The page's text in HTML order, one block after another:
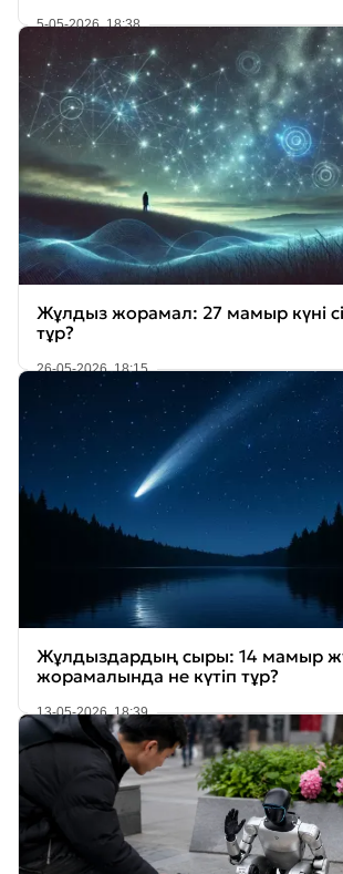
5-05-2026, 18:38
Жұлдыз жорамал: 27 мамыр күні
тұр?
26-05-2026, 18:15
Жұлдыздардың сыры: 14 мамыр
жорамалында не күтіп тұр?
13-05-2026, 18:39